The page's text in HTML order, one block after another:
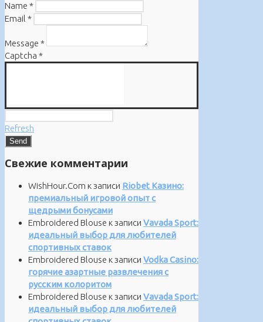
Name *
Email *
Message *
Captcha *
Refresh
Свежие комментарии
WishHour.Com к записи Riobet Казино:
премиальный игровой опыт с
щедрыми бонусами
Embroidered Blouse к записи Vavada Sport:
идеальный выбор для любителей
спортивных ставок
Embroidered Blouse к записи Vodka Casino:
горячие азартные развлечения с
русским колоритом
Embroidered Blouse к записи Vavada Sport:
идеальный выбор для любителей